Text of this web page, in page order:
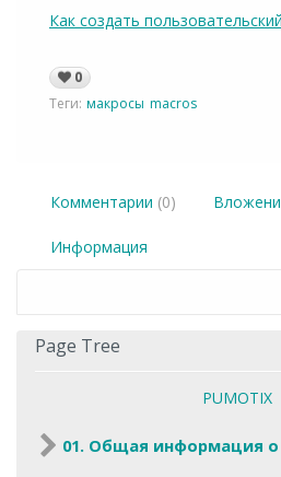
Как создать
0
Теги: макросы macros
Комментарии (0)
Информация
Page Tree
PUMOTIX
01. Общая информация о